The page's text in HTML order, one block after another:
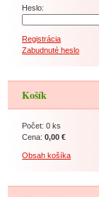
Heslo:
Registrácia
Zabudnuté heslo
Košík
Počet: 0 ks
Cena:0,00 €
Obsah košíka